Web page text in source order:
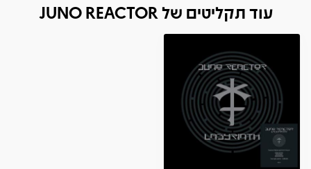
עוד תקליטים של JUNO REACTOR